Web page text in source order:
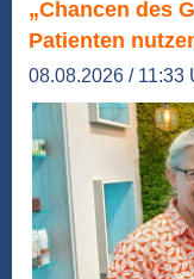
„Chancen des
Patienten
08.08.2026 / 11:33